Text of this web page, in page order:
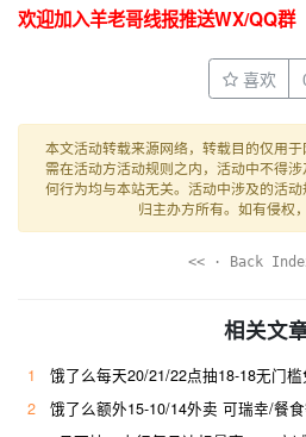
欢迎加入羊老哥线报推送WX/QQ群
喜欢
本文活动转载来源网络，转载目的仅用
需在活动方活动规则之内，活动中不得
何行为均与本站无关。活动中涉及的活
归主办方所有。如有侵权
<< · Back
相关文
1
饿了么每天20/21/22点抽18-18无门槛
2
饿了么额外15-10/14外卖 可瑞幸/餐